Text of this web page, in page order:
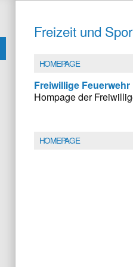
Freizeit und
HOMEPAGE
Freiwillige Feuerwehr
Hompage der
HOMEPAGE